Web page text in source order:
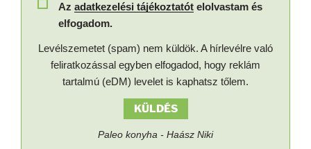
Az adatkezelési tájékoztatótelolvastam és
elfogadom.
Levélszemetet (spam) nem küldök. A hírlevélre való
feliratkozással egyben elfogadod, hogy reklám
tartalmú (eDM) levelet is kaphatsz tőlem.
KÜLDÉS
Paleo konyha - Haász Niki